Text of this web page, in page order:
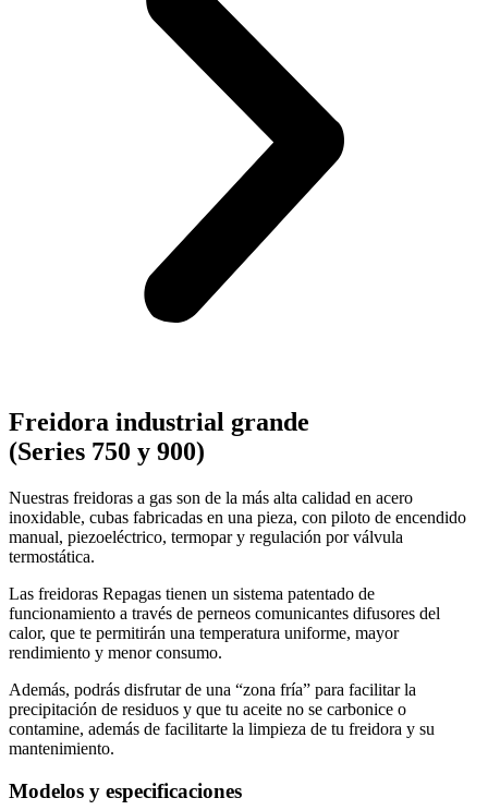
Freidora industrial grande
(Series 750 y 900)
Nuestras freidoras a gas son de la más alta calidad en acero
inoxidable, cubas fabricadas en una pieza, con piloto de encendido
manual, piezoeléctrico, termopar y regulación por válvula
termostática.
Las freidoras Repagas tienen un sistema patentado de
funcionamiento a través de perneos comunicantes difusores del
calor, que te permitirán una temperatura uniforme, mayor
rendimiento y menor consumo.
Además, podrás disfrutar de una “zona fría” para facilitar la
precipitación de residuos y que tu aceite no se carbonice o
contamine, además de facilitarte la limpieza de tu freidora y su
mantenimiento.
Modelos y especificaciones